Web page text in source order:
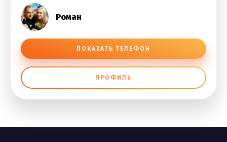
Роман
ПОКАЗАТЬ ТЕЛЕФОН
ПРОФИЛЬ